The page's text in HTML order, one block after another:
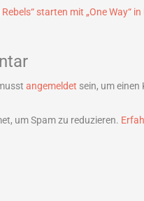
starten mit „One Way“
angemeldet sein, um
um Spam zu reduzieren.